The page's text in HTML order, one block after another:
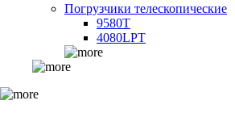
Погрузчики телескопические
9580T
4080LPT